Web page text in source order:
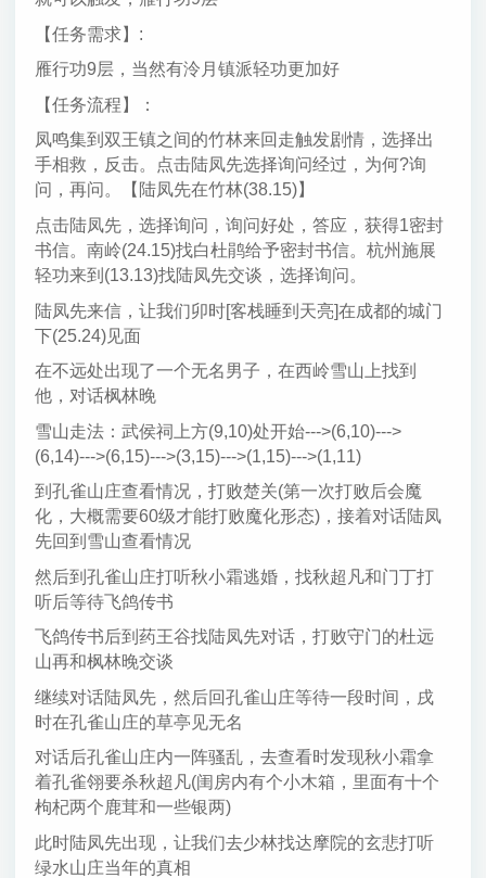
【任务需求】:
雁行功9层，当然有泠月镇派轻功更加好
【任务流程】：
凤鸣集到双王镇之间的竹林来回走触发剧情，选择出
手相救，反击。点击陆凤先选择询问经过，为何?询
问，再问。【陆凤先在竹林(38.15)】
点击陆凤先，选择询问，询问好处，答应，获得1密封
书信。南岭(24.15)找白杜鹃给予密封书信。杭州施展
轻功来到(13.13)找陆凤先交谈，选择询问。
陆凤先来信，让我们卯时[客栈睡到天亮]在成都的城门
下(25.24)见面
在不远处出现了一个无名男子，在西岭雪山上找到
他，对话枫林晚
雪山走法：武侯祠上方(9,10)处开始--->(6,10)--->
(6,14)--->(6,15)--->(3,15)--->(1,15)--->(1,11)
到孔雀山庄查看情况，打败楚关(第一次打败后会魔
化，大概需要60级才能打败魔化形态)，接着对话陆凤
先回到雪山查看情况
然后到孔雀山庄打听秋小霜逃婚，找秋超凡和门丁打
听后等待飞鸽传书
飞鸽传书后到药王谷找陆凤先对话，打败守门的杜远
山再和枫林晚交谈
继续对话陆凤先，然后回孔雀山庄等待一段时间，戌
时在孔雀山庄的草亭见无名
对话后孔雀山庄内一阵骚乱，去查看时发现秋小霜拿
着孔雀翎要杀秋超凡(闺房内有个小木箱，里面有十个
枸杞两个鹿茸和一些银两)
此时陆凤先出现，让我们去少林找达摩院的玄悲打听
绿水山庄当年的真相